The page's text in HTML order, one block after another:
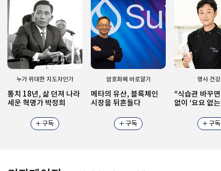
누가 위대한 지도자인가
통치 18년, 삶 던져 나라
세운 혁명가 박정희
구독
암호화폐 바로알기
메타의 유산, 블록체인
시장을 뒤흔들다
구독
명사 건
“식습관 바꾸
없이 ‘요요 없
구독